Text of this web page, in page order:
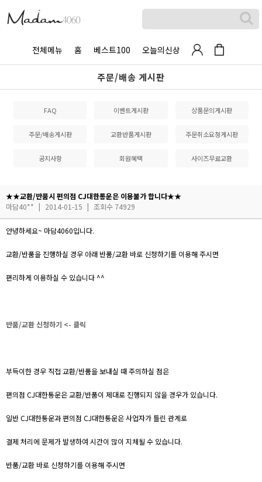
전체메뉴 홈 베스트100 오늘의신상
주문/배송 게시판
FAQ 이벤트게시판 상품문의게시판
주문/배송게시판 교환반품게시판 주문취소요청게시판
공지사항 회원혜택 사이즈무료교환
★★교환/반품시 편의점 CJ대한통운은 이용불가 합니다★★
마담40** | 2014-01-15 | 조회수 74929
안녕하세요~ 마담4060입니다.
교환/반품을 진행하실 경우 아래 반품/교환 바로 신청하기를 이용해 주시면
편리하게 이용하실 수 있습니다 ^^
반품/교환 신청하기 <- 클릭
부득이한 경우 직접 교환/반품을 보내실 때 주의하실 점은
편의점 CJ대한통운은 교환/반품이 제대로 진행되지 않을 경우가 있습니다.
일반 CJ대한통운과 편의점 CJ대한통운은 사업자가 틀린 관계로
결제 처리에 문제가 발생하여 시간이 많이 지체될 수 있습니다.
반품/교환 바로 신청하기를 이용해 주시면